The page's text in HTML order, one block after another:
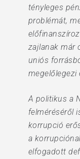
tényleges
problémát,
zajlanak már
uniós
megelőlegezi
A politikus a
felméréséről
korrupció
a
elfogadott